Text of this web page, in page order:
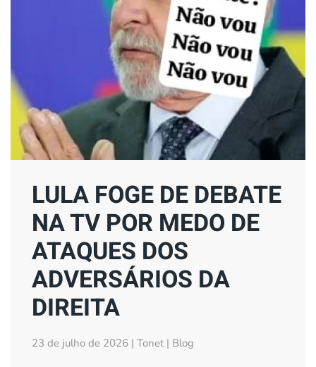
LULA FOGE DE DEBATE
NA TV POR MEDO DE
ATAQUES DOS
ADVERSÁRIOS DA
DIREITA
23 de julho de 2026 | Tonet | Blog